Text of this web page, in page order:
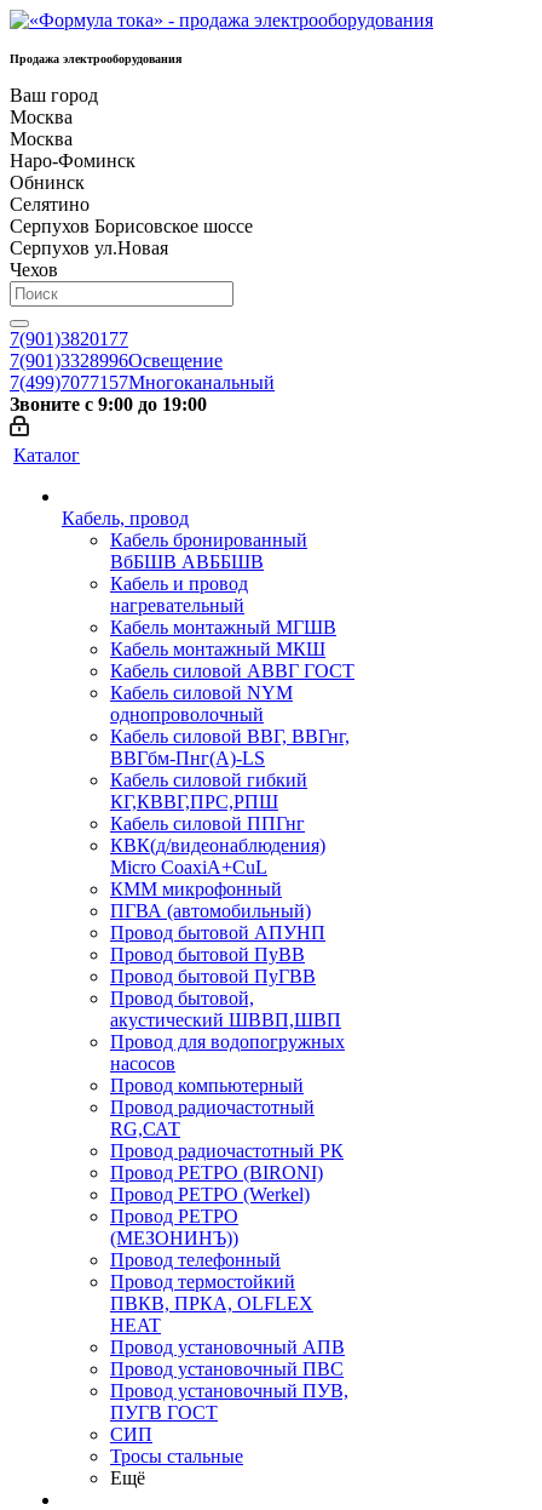
Продажа электрооборудования
Ваш город
Москва
Москва
Наро-Фоминск
Обнинск
Селятино
Серпухов Борисовское шоссе
Серпухов ул.Новая
Чехов
7(901)3820177
7(901)3328996Освещение
7(499)7077157Многоканальный
Звоните с 9:00 до 19:00
Каталог
Кабель, провод
Кабель бронированный
ВбБШВ АВББШВ
Кабель и провод
нагревательный
Кабель монтажный МГШВ
Кабель монтажный МКШ
Кабель силовой АВВГ ГОСТ
Кабель силовой NYM
однопроволочный
Кабель силовой ВВГ, ВВГнг,
ВВГбм-Пнг(А)-LS
Кабель силовой гибкий
КГ,КВВГ,ПРС,РПШ
Кабель силовой ППГнг
КВК(д/видеонаблюдения)
Micro CoaxiA+CuL
КММ микрофонный
ПГВА (автомобильный)
Провод бытовой АПУНП
Провод бытовой ПуВВ
Провод бытовой ПуГВВ
Провод бытовой,
акустический ШВВП,ШВП
Провод для водопогружных
насосов
Провод компьютерный
Провод радиочастотный
RG,САТ
Провод радиочастотный РК
Провод РЕТРО (BIRONI)
Провод РЕТРО (Werkel)
Провод РЕТРО
(МЕЗОНИНЪ))
Провод телефонный
Провод термостойкий
ПВКВ, ПРКА, OLFLEX
HEAT
Провод установочный АПВ
Провод установочный ПВС
Провод установочный ПУВ,
ПУГВ ГОСТ
СИП
Тросы стальные
Ещё